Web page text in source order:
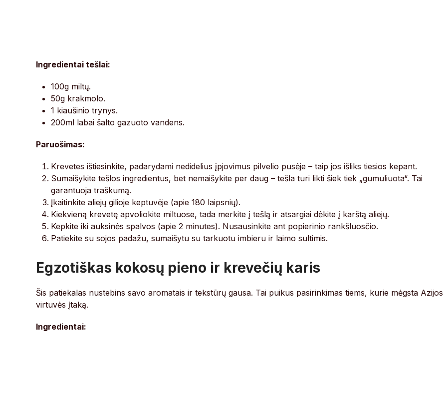
Ingredientai tešlai:
100g miltų.
50g krakmolo.
1 kiaušinio trynys.
200ml labai šalto gazuoto vandens.
Paruošimas:
Krevetes ištiesinkite, padarydami nedidelius įpjovimus pilvelio pusėje – taip jos išliks tiesios kepant.
Sumaišykite tešlos ingredientus, bet nemaišykite per daug – tešla turi likti šiek tiek „gumuliuota“. Tai
garantuoja traškumą.
Įkaitinkite aliejų gilioje keptuvėje (apie 180 laipsnių).
Kiekvieną krevetę apvoliokite miltuose, tada merkite į tešlą ir atsargiai dėkite į karštą aliejų.
Kepkite iki auksinės spalvos (apie 2 minutes). Nusausinkite ant popierinio rankšluosčio.
Patiekite su sojos padažu, sumaišytu su tarkuotu imbieru ir laimo sultimis.
Egzotiškas kokosų pieno ir krevečių karis
Šis patiekalas nustebins savo aromatais ir tekstūrų gausa. Tai puikus pasirinkimas tiems, kurie mėgsta Azijos
virtuvės įtaką.
Ingredientai: